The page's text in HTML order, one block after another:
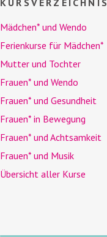
KURSVERZEICHNIS
Mädchen* und Wendo
Ferienkurse für Mädchen*
Mutter und Tochter
Frauen* und Wendo
Frauen* und Gesundheit
Frauen* in Bewegung
Frauen* und Achtsamkeit
Frauen* und Musik
Übersicht aller Kurse